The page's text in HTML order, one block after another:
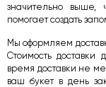
значительно выше,
помогает создать
Мы оформляем
Стоимость
время доставки не
ваш букет в день